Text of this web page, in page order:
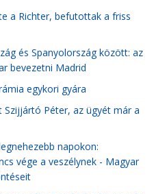
a Richter, befutottak a friss
és Spanyolország között: az
bevezetni Madrid
egykori gyára
Péter, az ügyét már a
napokon:
vége a veszélynek - Magyar